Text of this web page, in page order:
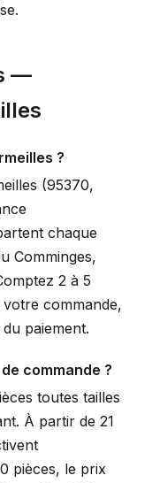
—
?
(95370,
chaque
Comminges,
2 à 5
commande,
paiement.
commande ?
toutes tailles
À partir de 21
pièces, le prix